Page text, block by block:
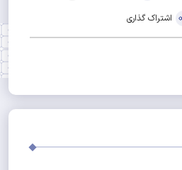
اشتراک گذاری